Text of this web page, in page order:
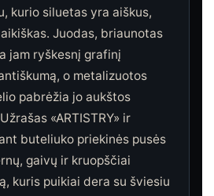
kurio siluetas yra aiškus,
Juodas, briaunotas
jam ryškesnį grafinį
o metalizuotos
pabrėžia jo aukštos
«ARTISTRY» ir
buteliuko priekinės pusės
gaivų ir kruopščiai
kuris puikiai dera su šviesiu